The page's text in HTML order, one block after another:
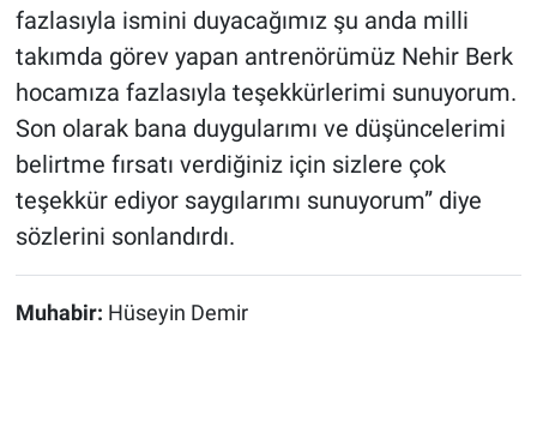
fazlasıyla ismini duyacağımız şu anda milli
takımda görev yapan antrenörümüz Nehir Berk
hocamıza fazlasıyla teşekkürlerimi sunuyorum.
Son olarak bana duygularımı ve düşüncelerimi
belirtme fırsatı verdiğiniz için sizlere çok
teşekkür ediyor saygılarımı sunuyorum” diye
sözlerini sonlandırdı.
Muhabir: Hüseyin Demir